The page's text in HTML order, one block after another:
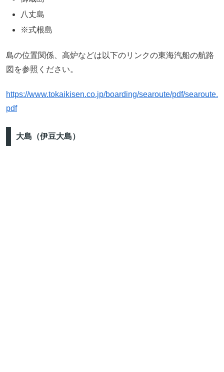
八丈島
※式根島
島の位置関係、高炉などは以下のリンクの東海汽船の航路
図を参照ください。
https://www.tokaikisen.co.jp/boarding/searoute/pdf/searoute.
pdf
大島（伊豆大島）